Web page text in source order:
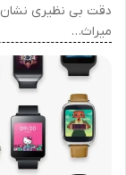
دقت بی نظیری نشان
میراث…